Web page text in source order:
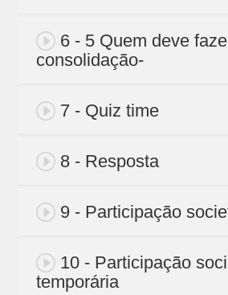
6 - 5 Quem deve
consolidação-
7 - Quiz time
8 - Resposta
9 - Participação
10 - Participação
temporária